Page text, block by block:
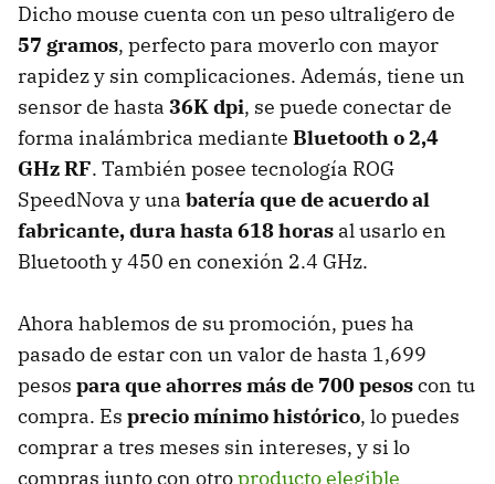
Dicho mouse cuenta con un peso ultraligero de
57 gramos, perfecto para moverlo con mayor
rapidez y sin complicaciones. Además, tiene un
sensor de hasta 36K dpi, se puede conectar de
forma inalámbrica mediante Bluetooth o 2,4
GHz RF. También posee tecnología ROG
SpeedNova y una batería que de acuerdo al
fabricante, dura hasta 618 horas al usarlo en
Bluetooth y 450 en conexión 2.4 GHz.
Ahora hablemos de su promoción, pues ha
pasado de estar con un valor de hasta 1,699
pesos para que ahorres más de 700 pesoscon tu
compra. Es precio mínimo histórico, lo puedes
comprar a tres meses sin intereses, y si lo
compras junto con otroproducto elegible